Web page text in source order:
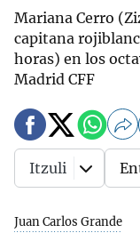
Mariana Cerro
capitana
horas) en los
Madrid CFF
Juan Carlos Grande
Itzuli